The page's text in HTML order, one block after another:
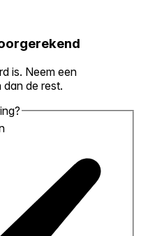
is. Neem een
de rest.